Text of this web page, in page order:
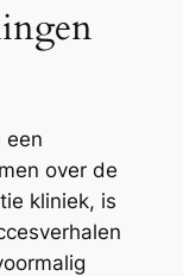
een
over de
kliniek, is